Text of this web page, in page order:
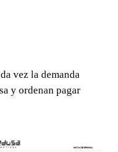
vez la demanda
y ordenan pagar